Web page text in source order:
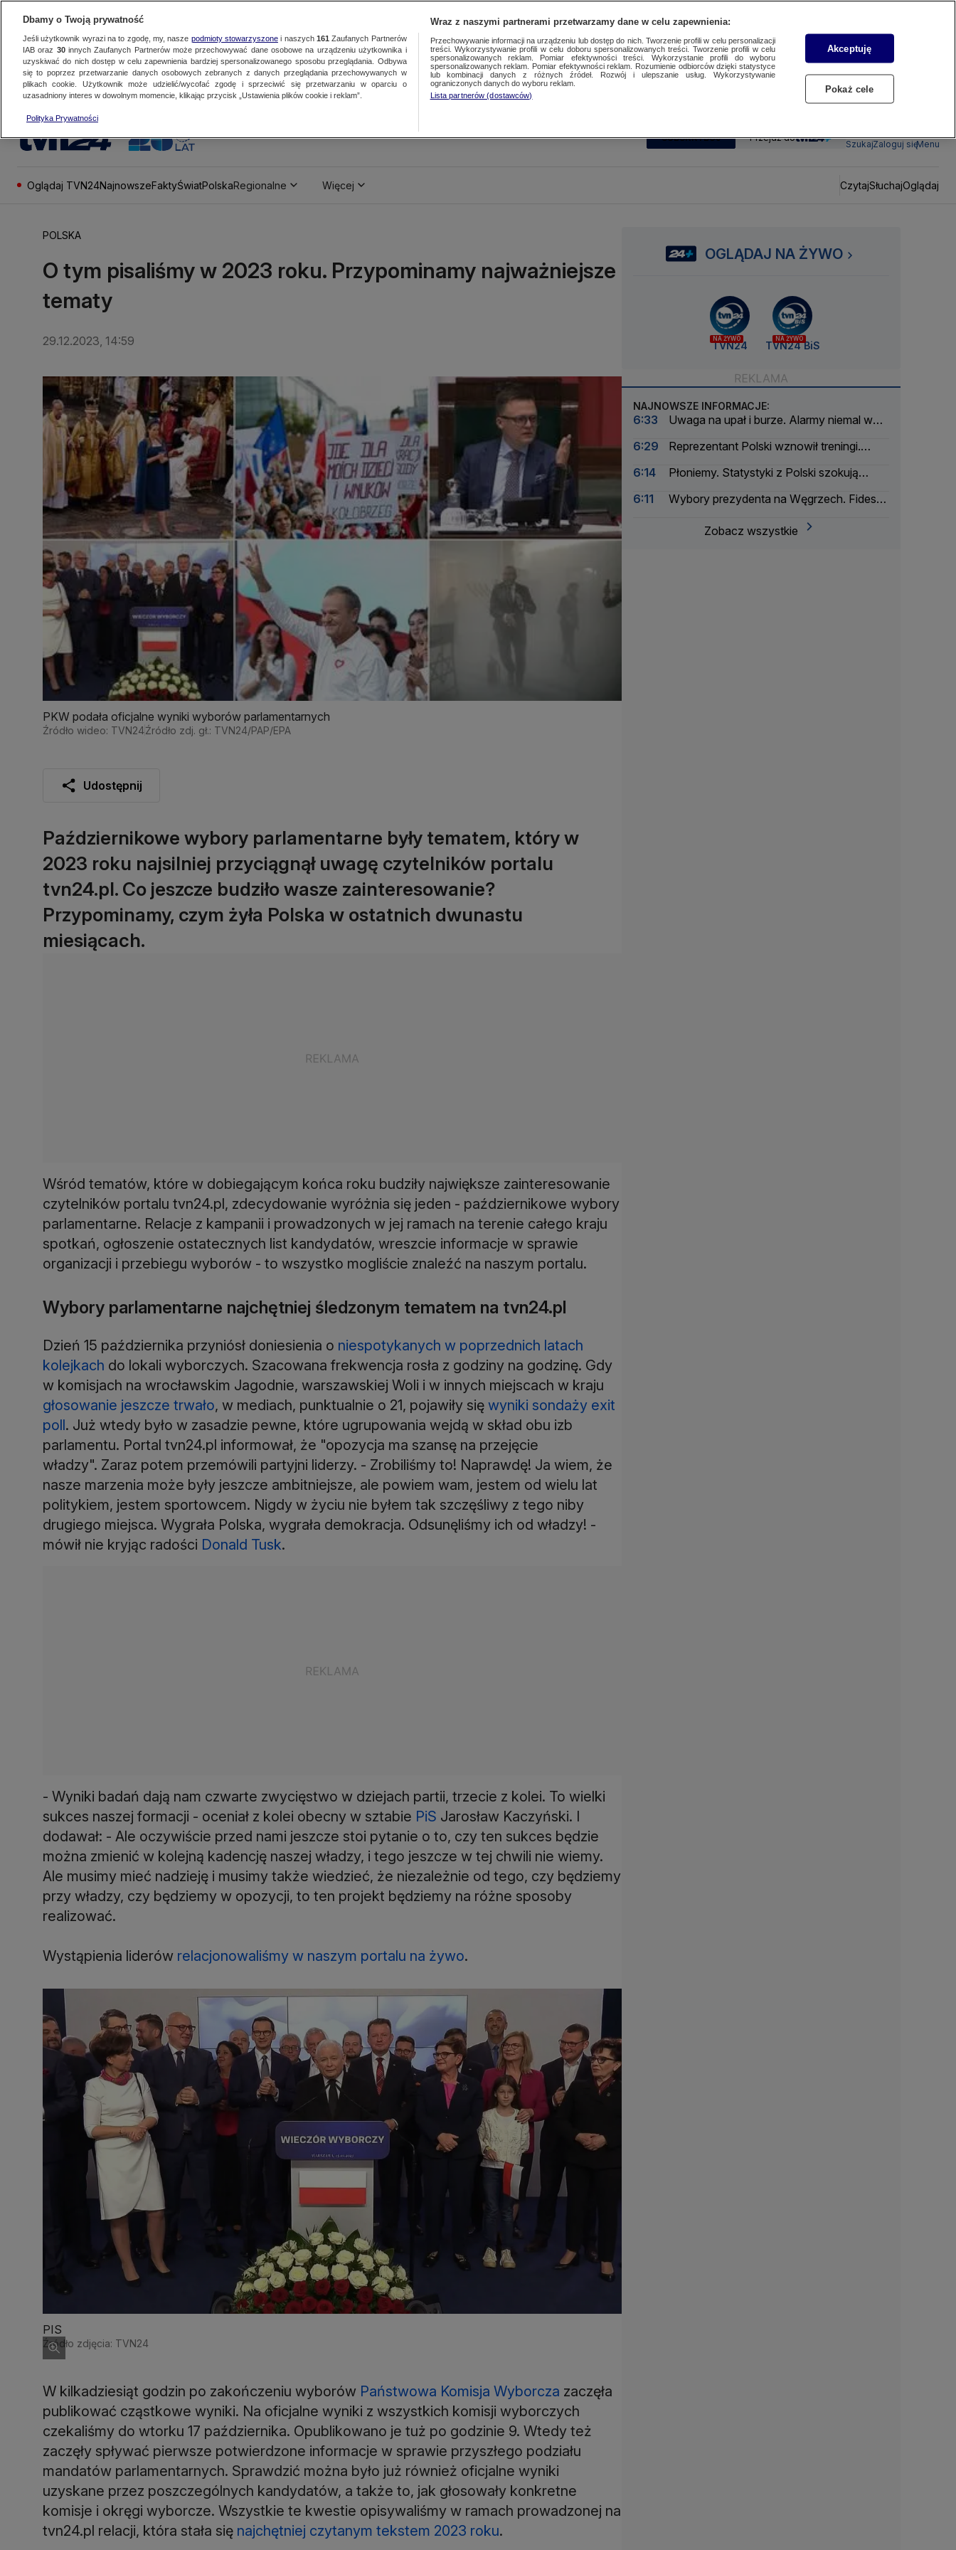
SUBSKRYBUJ Przejdź do
SzukajZaloguj sięMenu
Oglądaj TVN24NajnowszeFaktyŚwiatPolskaRegionalne Więcej CzytajSłuchajOglądaj
POLSKA
O tym pisaliśmy w 2023 roku. Przypominamy najważniejsze
tematy
29.12.2023, 14:59
PKW podała oficjalne wyniki wyborów parlamentarnych
Źródło wideo: TVN24Źródło zdj. gł.: TVN24/PAP/EPA
Udostępnij
Październikowe wybory parlamentarne były tematem, który w
2023 roku najsilniej przyciągnął uwagę czytelników portalu
tvn24.pl. Co jeszcze budziło wasze zainteresowanie?
Przypominamy, czym żyła Polska w ostatnich dwunastu
miesiącach.
Wśród tematów, które w dobiegającym końca roku budziły największe zainteresowanie
czytelników portalu tvn24.pl, zdecydowanie wyróżnia się jeden - październikowe wybory
parlamentarne. Relacje z kampanii i prowadzonych w jej ramach na terenie całego kraju
spotkań, ogłoszenie ostatecznych list kandydatów, wreszcie informacje w sprawie
organizacji i przebiegu wyborów - to wszystko mogliście znaleźć na naszym portalu.
Wybory parlamentarne najchętniej śledzonym tematem na tvn24.pl
Dzień 15 października przyniósł doniesienia o niespotykanych w poprzednich latach
kolejkach do lokali wyborczych. Szacowana frekwencja rosła z godziny na godzinę. Gdy
w komisjach na wrocławskim Jagodnie, warszawskiej Woli i w innych miejscach w kraju
głosowanie jeszcze trwało, w mediach, punktualnie o 21, pojawiły się wyniki sondaży exit
poll. Już wtedy było w zasadzie pewne, które ugrupowania wejdą w skład obu izb
parlamentu. Portal tvn24.pl informował, że "opozycja ma szansę na przejęcie
władzy". Zaraz potem przemówili partyjni liderzy. - Zrobiliśmy to! Naprawdę! Ja wiem, że
nasze marzenia może były jeszcze ambitniejsze, ale powiem wam, jestem od wielu lat
politykiem, jestem sportowcem. Nigdy w życiu nie byłem tak szczęśliwy z tego niby
drugiego miejsca. Wygrała Polska, wygrała demokracja. Odsunęliśmy ich od władzy! -
mówił nie kryjąc radości Donald Tusk.
- Wyniki badań dają nam czwarte zwycięstwo w dziejach partii, trzecie z kolei. To wielki
sukces naszej formacji - oceniał z kolei obecny w sztabie PiS Jarosław Kaczyński. I
dodawał: - Ale oczywiście przed nami jeszcze stoi pytanie o to, czy ten sukces będzie
można zmienić w kolejną kadencję naszej władzy, i tego jeszcze w tej chwili nie wiemy.
Ale musimy mieć nadzieję i musimy także wiedzieć, że niezależnie od tego, czy będziemy
przy władzy, czy będziemy w opozycji, to ten projekt będziemy na różne sposoby
realizować.
Wystąpienia liderów relacjonowaliśmy w naszym portalu na żywo.
PIS
Źródło zdjęcia: TVN24
W kilkadziesiąt godzin po zakończeniu wyborów Państwowa Komisja Wyborcza zaczęła
publikować cząstkowe wyniki. Na oficjalne wyniki z wszystkich komisji wyborczych
czekaliśmy do wtorku 17 października. Opublikowano je tuż po godzinie 9. Wtedy też
zaczęły spływać pierwsze potwierdzone informacje w sprawie przyszłego podziału
mandatów parlamentarnych. Sprawdzić można było już również oficjalne wyniki
uzyskane przez poszczególnych kandydatów, a także to, jak głosowały konkretne
komisje i okręgi wyborcze. Wszystkie te kwestie opisywaliśmy w ramach prowadzonej na
tvn24.pl relacji, która stała się najchętniej czytanym tekstem 2023 roku.
OGLĄDAJ NA ŻYWO
NA ŻYWO
TVN24
NA ŻYWO
TVN24 BiS
NAJNOWSZE INFORMACJE:
6:33
Uwaga na upał i burze. Alarmy niemal w
6:29
Reprezentant Polski wznowił treningi.
6:14
Płoniemy. Statystyki z Polski szokują
6:11
Wybory prezydenta na Węgrzech. Fidesz
Zobacz wszystkie
Dbamy o Twoją prywatność
Jeśli użytkownik wyrazi na to zgodę, my, nasze podmioty stowarzyszonei naszych 161 Zaufanych Partnerów
IAB oraz 30innych Zaufanych Partnerów może przechowywać dane osobowe na urządzeniu użytkownika i
uzyskiwać do nich dostęp w celu zapewnienia bardziej spersonalizowanego sposobu przeglądania. Odbywa
się to poprzez przetwarzanie danych osobowych zebranych z danych przeglądania przechowywanych w
plikach cookie. Użytkownik może udzielić/wycofać zgodę i sprzeciwić się przetwarzaniu w oparciu o
uzasadniony interes w dowolnym momencie, klikając przycisk „Ustawienia plików cookie i reklam”.
Polityka Prywatności
Wraz z naszymi partnerami przetwarzamy dane w celu zapewnienia:
Przechowywanie informacji na urządzeniu lub dostęp do nich. Tworzenie profili w celu personalizacji
treści. Wykorzystywanie profili w celu doboru spersonalizowanych treści. Tworzenie profili w celu
spersonalizowanych reklam. Pomiar efektywności treści. Wykorzystanie profili do wyboru
spersonalizowanych reklam. Pomiar efektywności reklam. Rozumienie odbiorców dzięki statystyce
lub kombinacji danych z różnych źródeł. Rozwój i ulepszanie usług. Wykorzystywanie
ograniczonych danych do wyboru reklam.
Lista partnerów (dostawców)
Akceptuję
Pokaż cele